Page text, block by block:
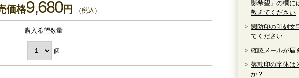
価格9,680円 （税込）
購入希望数量
個
影希望」の欄に
教えてください
関防印の印刻文
てください
確認メールが届
落款印の字体は
か？